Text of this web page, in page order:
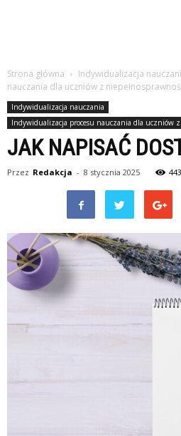
Strona główna Indywidualizacja
nauczania dla uczniów z
Indywidualizacja nauczania
Indywidualizacja procesu nauczania dla uczniów z
JAK NAPISAĆ
Przez Redakcja - 8 stycznia 2025 443